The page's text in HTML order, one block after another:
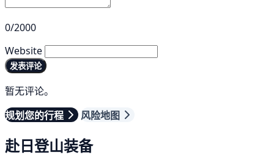
0/2000
Website
发表评论
暂无评论。
规划您的行程
风险地图
赴日登山装备